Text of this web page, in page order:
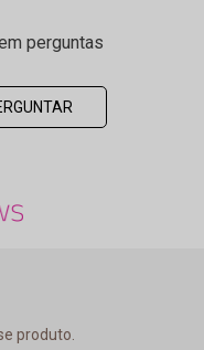
perguntas
produto.